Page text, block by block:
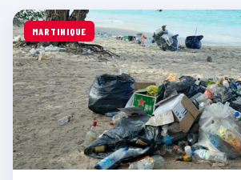
MARTINIQUE